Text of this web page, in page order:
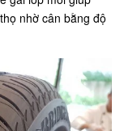
nhờ cân bằng độ